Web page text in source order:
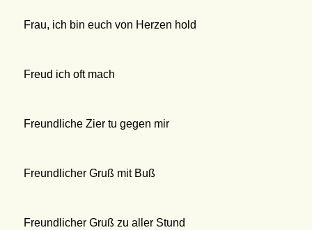
Frau, ich bin euch von Herzen hold
Freud ich oft mach
Freundliche Zier tu gegen mir
Freundlicher Gruß mit Buß
Freundlicher Gruß zu aller Stund